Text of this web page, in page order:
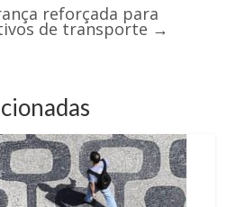
reforçada para
de transporte →